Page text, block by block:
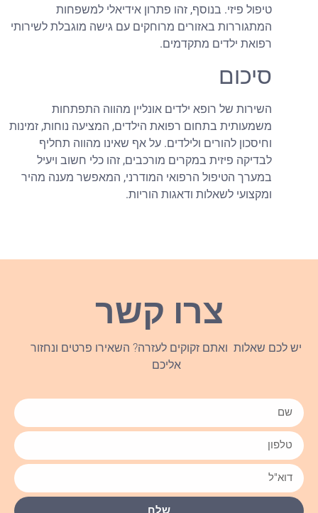
טיפול פיזי. בנוסף, זהו פתרון אידיאלי למשפחות
המתגוררות באזורים מרוחקים עם גישה מוגבלת לשירותי
רפואת ילדים מתקדמים.
סיכום
השירות של רופא ילדים אונליין מהווה התפתחות
משמעותית בתחום רפואת הילדים, המציעה נוחות, זמינות
וחיסכון להורים ולילדים. על אף שאינו מהווה תחליף
לבדיקה פיזית במקרים מורכבים, זהו כלי חשוב ויעיל
במערך הטיפול הרפואי המודרני, המאפשר מענה מהיר
ומקצועי לשאלות ודאגות הוריות.
צרו קשר
יש לכם שאלות ואתם זקוקים לעזרה? השאירו פרטים ונחזור
אליכם
שלח